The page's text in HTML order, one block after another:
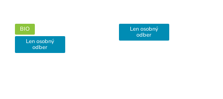
BIO
Len osobný
odber
Len osobný
odber